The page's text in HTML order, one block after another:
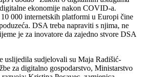
ekonomije nakon COVID-a.
000 internetskih platformi u Europi čine
DSA treba napraviti s njima, ne
je za inovatore da zajedno stvore DSA
uslijedila sudjelovali su Maja Radišić-
za digitalno gospodarstvo, Ministarstvo